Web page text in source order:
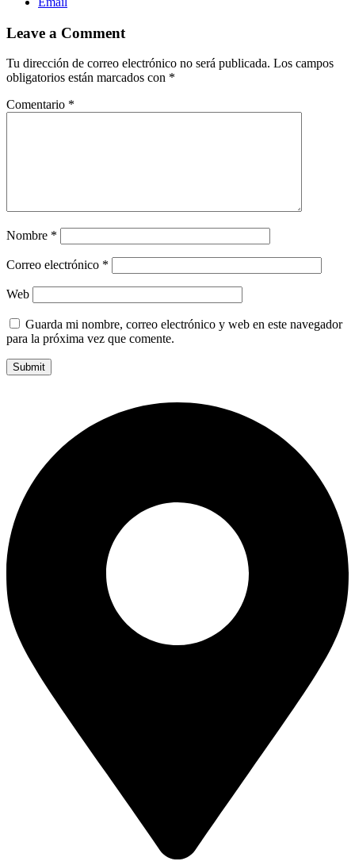
Leave a Comment
Tu dirección de correo electrónico no será publicada. Los campos
obligatorios están marcados con *
Comentario *
Nombre *
Correo electrónico *
Web
Guarda mi nombre, correo electrónico y web en este navegador
para la próxima vez que comente.